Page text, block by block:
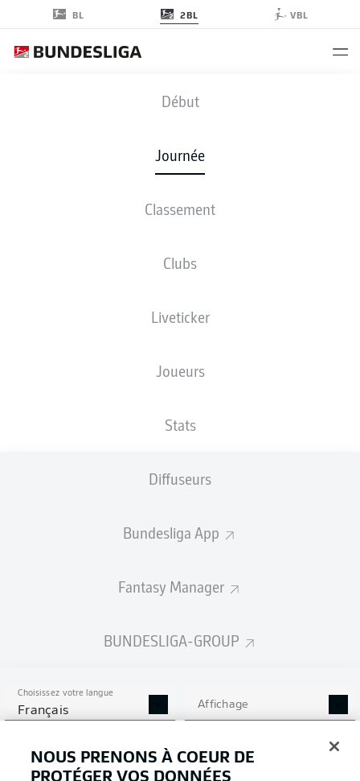
BL 2BL VBL
Début
Journée
Classement
Clubs
Liveticker
Joueurs
Stats
Diffuseurs
Bundesliga App
Fantasy Manager
BUNDESLIGA-GROUP
Choisissez votre langue
Français Affichage
FCN - KSV
COMPOSITIONS STATISTIQUES
Les compositions seront annoncées
NOUS PRENONS À COEUR DE